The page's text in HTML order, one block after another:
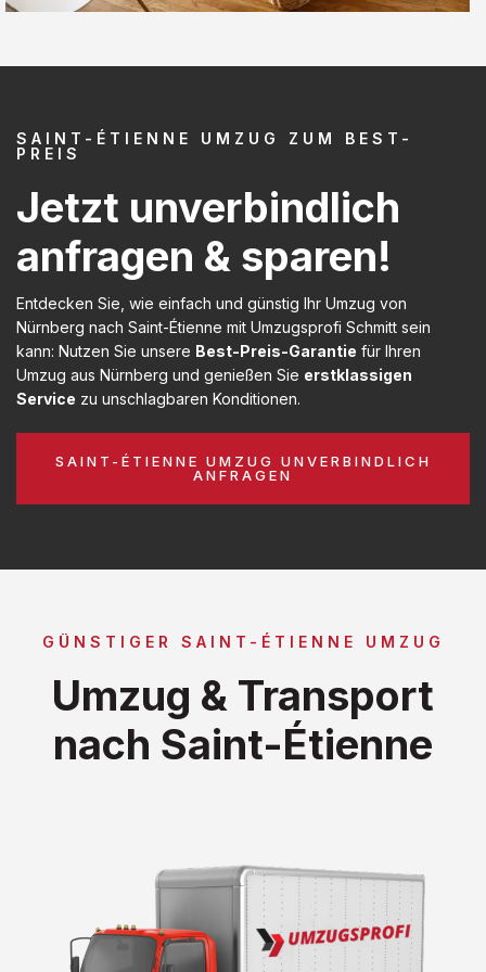
SAINT-ÉTIENNE UMZUG ZUM BEST-
PREIS
Jetzt unverbindlich
anfragen & sparen!
Entdecken Sie, wie einfach und günstig Ihr Umzug von
Nürnberg nach Saint-Étienne mit Umzugsprofi Schmitt sein
kann: Nutzen Sie unsere Best-Preis-Garantie für Ihren
Umzug aus Nürnberg und genießen Sie erstklassigen
Service zu unschlagbaren Konditionen.
SAINT-ÉTIENNE UMZUG UNVERBINDLICH
ANFRAGEN
GÜNSTIGER SAINT-ÉTIENNE UMZUG
Umzug & Transport
nach Saint-Étienne